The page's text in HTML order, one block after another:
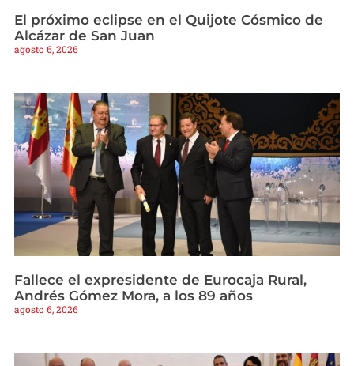
El próximo eclipse en el Quijote Cósmico de
Alcázar de San Juan
agosto 6, 2026
Fallece el expresidente de Eurocaja Rural,
Andrés Gómez Mora, a los 89 años
agosto 6, 2026